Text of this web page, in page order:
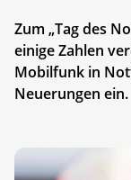
Zum „Tag des
einige Zahlen
Mobilfunk in
Neuerungen ein.